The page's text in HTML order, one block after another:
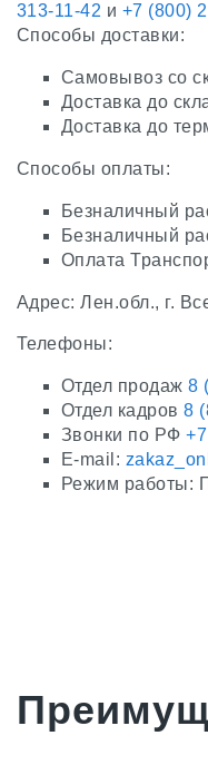
313-11-42 и +7 (800)
Способы доставки:
Самовывоз со
Доставка до
Доставка до
Способы оплаты:
Безналичный
Безналичный
Оплата
Адрес: Лен.обл., г.
Телефоны:
Отдел продаж8
Отдел кадров8
Звонки по РФ
E-mail:
Режим работы: